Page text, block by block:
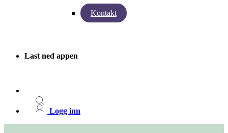
Kontakt
left
Last ned appen
Logg inn